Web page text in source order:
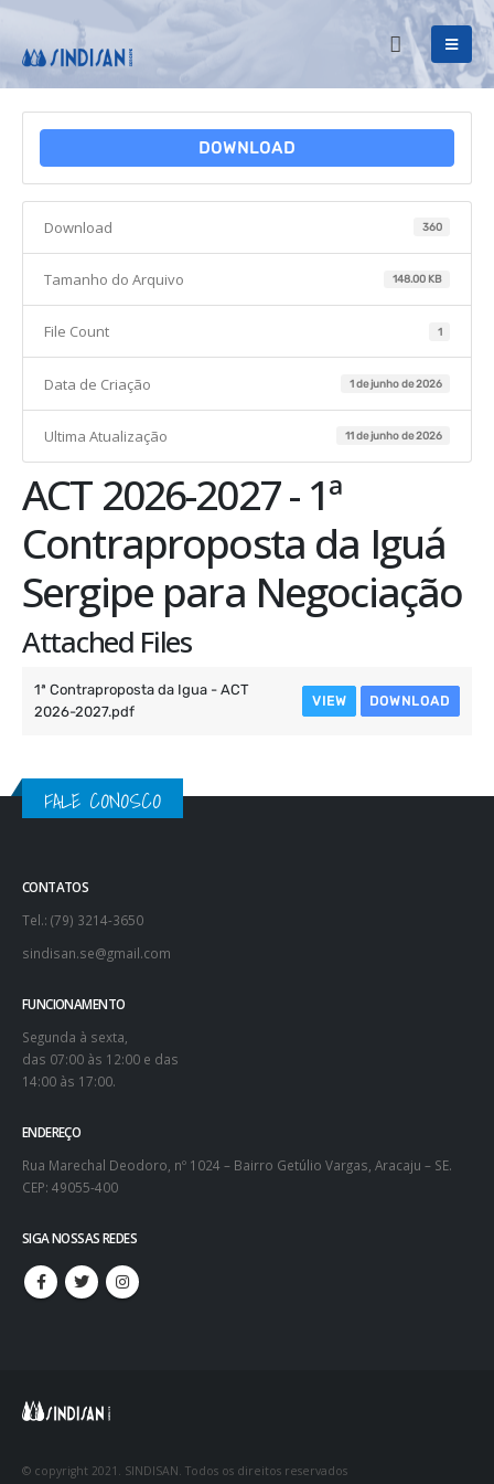
DOWNLOAD
Download 360
Tamanho do Arquivo 148.00 KB
File Count 1
Data de Criação 1 de junho de 2026
Ultima Atualização 11 de junho de 2026
ACT 2026-2027 - 1ª
Contraproposta da Iguá
Sergipe para Negociação
Attached Files
1ª Contraproposta da Igua - ACT
2026-2027.pdf
VIEW DOWNLOAD
FALE CONOSCO
CONTATOS
Tel.: (79) 3214-3650
sindisan.se@gmail.com
FUNCIONAMENTO
Segunda à sexta,
das 07:00 às 12:00 e das
14:00 às 17:00.
ENDEREÇO
Rua Marechal Deodoro, nº 1024 – Bairro Getúlio Vargas, Aracaju – SE.
CEP: 49055-400
SIGA NOSSAS REDES
© copyright 2021. SINDISAN. Todos os direitos reservados